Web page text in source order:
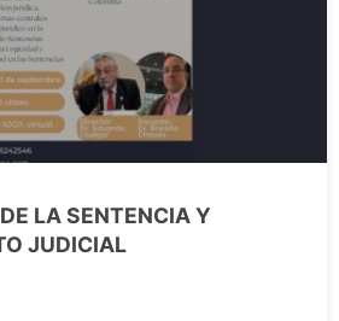
LA SENTENCIA Y
JUDICIAL